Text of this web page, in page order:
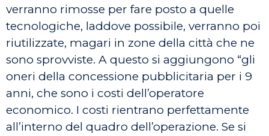
verranno rimosse per fare posto a quelle
tecnologiche, laddove possibile, verranno poi
riutilizzate, magari in zone della città che ne
sono sprovviste. A questo si aggiungono “gli
oneri della concessione pubblicitaria per i 9
anni, che sono i costi dell’operatore
economico. I costi rientrano perfettamente
all’interno del quadro dell’operazione. Se si